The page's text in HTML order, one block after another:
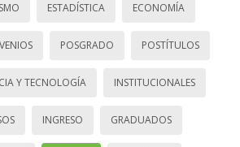
ESTADÍSTICA ECONOMÍA
POSGRADO POSTÍTULOS
Y TECNOLOGÍA INSTITUCIONALES
INGRESO GRADUADOS